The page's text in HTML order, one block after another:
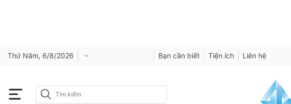
Thứ Năm, 6/8/2026 Bạn cần biết Tiện ích Liên hệ